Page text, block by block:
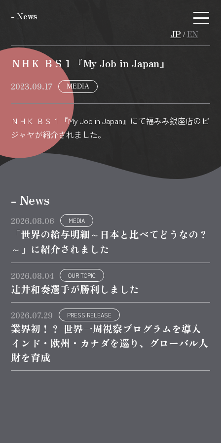
- News
JP / EN
ＮＨＫ ＢＳ１『My Job in Japan』
2023.09.17 MEDIA
ＮＨＫ ＢＳ１『My Job in Japan』にて福みみ銀座店のビ
ジャヤが紹介されました。
- News
2026.08.06 MEDIA
「世界の給与明細～日本と比べてどうなの？
～」に紹介されました
2026.08.04 OUR TOPIC
辻井和奏選手が勝利しました
2026.07.29 PRESS RELEASE
業界初！？ 世界一周視察プログラムを導入
インド・欧州・カナダを巡り、グローバル人
財を育成